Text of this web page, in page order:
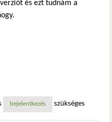
és ezt tudnám a
bejelentkezés szükséges